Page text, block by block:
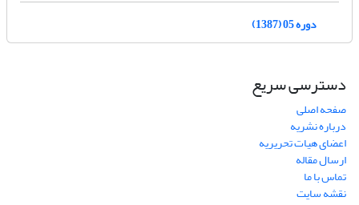
دوره 05 (1387)
دسترسی سریع
صفحه اصلی
درباره نشریه
اعضای هیات تحریریه
ارسال مقاله
تماس با ما
نقشه سایت